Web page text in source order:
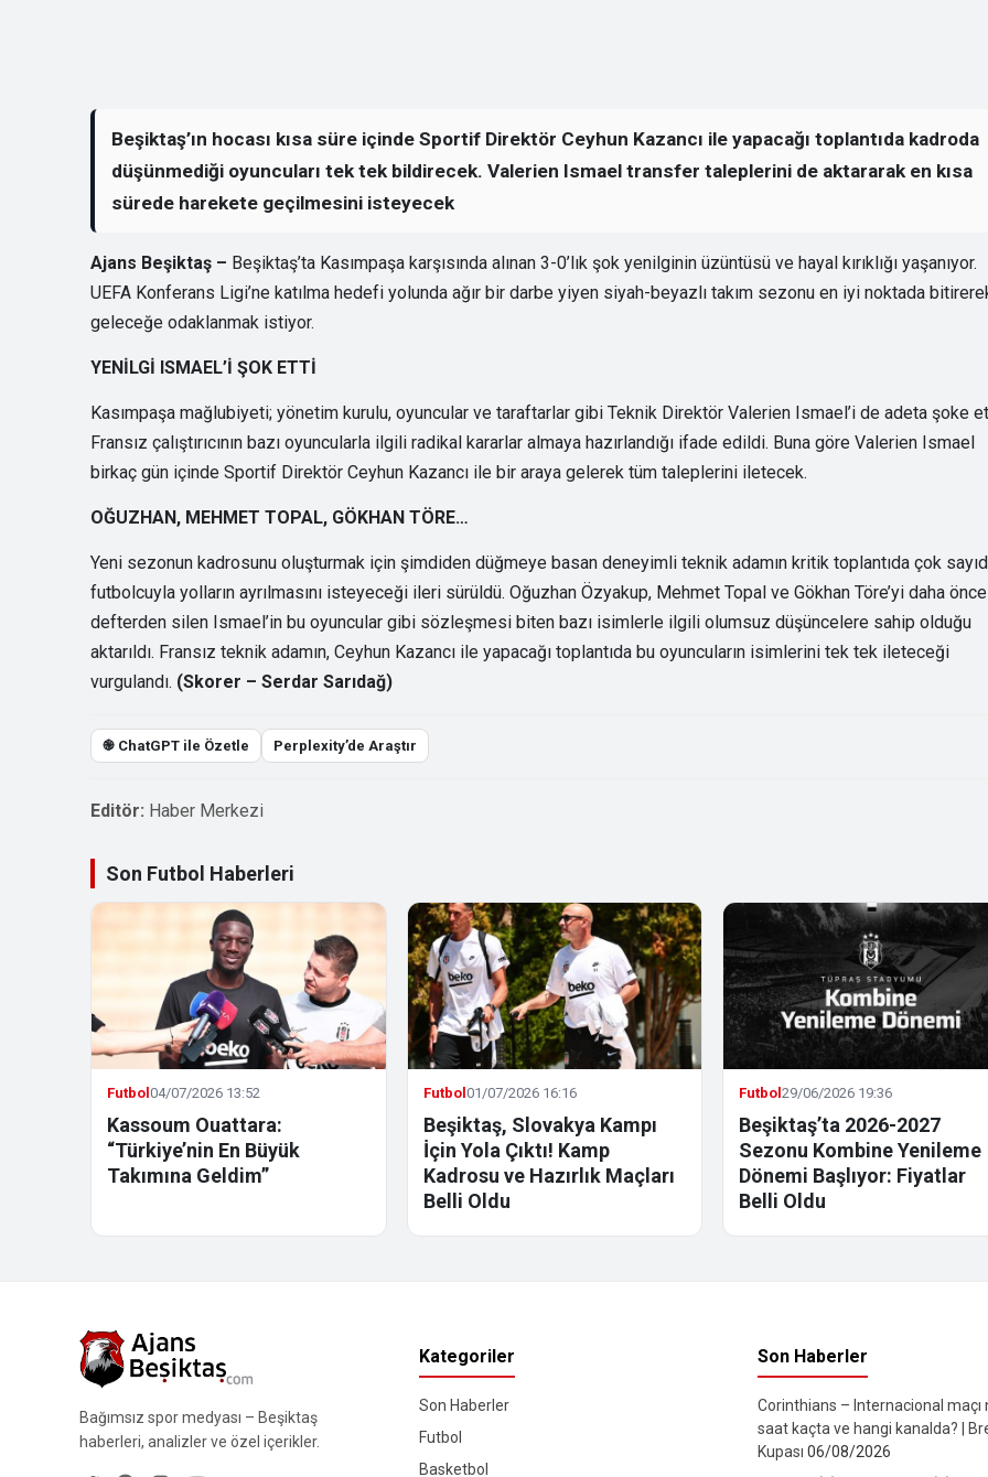
Beşiktaş’ın hocası kısa süre içinde Sportif Direktör Ceyhun Kazancı ile yapacağı toplantıda kadroda
düşünmediği oyuncuları tek tek bildirecek. Valerien Ismael transfer taleplerini de aktararak en kısa
sürede harekete geçilmesini isteyecek
Ajans Beşiktaş – Beşiktaş’ta Kasımpaşa karşısında alınan 3-0’lık şok yenilginin üzüntüsü ve hayal kırıklığı yaşanıyor.
UEFA Konferans Ligi’ne katılma hedefi yolunda ağır bir darbe yiyen siyah-beyazlı takım sezonu en iyi noktada
geleceğe odaklanmak istiyor.
YENİLGİ ISMAEL’İ ŞOK ETTİ
Kasımpaşa mağlubiyeti; yönetim kurulu, oyuncular ve taraftarlar gibi Teknik Direktör Valerien Ismael’i de adeta şoke
Fransız çalıştırıcının bazı oyuncularla ilgili radikal kararlar almaya hazırlandığı ifade edildi. Buna göre Valerien Ismael
birkaç gün içinde Sportif Direktör Ceyhun Kazancı ile bir araya gelerek tüm taleplerini iletecek.
OĞUZHAN, MEHMET TOPAL, GÖKHAN TÖRE…
Yeni sezonun kadrosunu oluşturmak için şimdiden düğmeye basan deneyimli teknik adamın kritik toplantıda çok
futbolcuyla yolların ayrılmasını isteyeceği ileri sürüldü. Oğuzhan Özyakup, Mehmet Topal ve Gökhan Töre’yi daha önce
defterden silen Ismael’in bu oyuncular gibi sözleşmesi biten bazı isimlerle ilgili olumsuz düşüncelere sahip olduğu
aktarıldı. Fransız teknik adamın, Ceyhun Kazancı ile yapacağı toplantıda bu oyuncuların isimlerini tek tek ileteceği
vurgulandı. (Skorer – Serdar Sarıdağ)
֎ ChatGPT ile Özetle Perplexity’de Araştır
Editör: Haber Merkezi
Son Futbol Haberleri
Futbol04/07/2026 13:52
Kassoum Ouattara:
“Türkiye’nin En Büyük
Takımına Geldim”
Futbol01/07/2026 16:16
Beşiktaş, Slovakya Kampı
İçin Yola Çıktı! Kamp
Kadrosu ve Hazırlık Maçları
Belli Oldu
Futbol29/06/2026 19:36
Beşiktaş’ta 2026-2027
Sezonu Kombine Yenileme
Dönemi Başlıyor: Fiyatlar
Belli Oldu
Bağımsız spor medyası – Beşiktaş
haberleri, analizler ve özel içerikler.
Kategoriler
Son Haberler
Futbol
Basketbol
Son Haberler
Corinthians – Internacional maçı
saat kaçta ve hangi kanalda? |
Kupası 06/08/2026